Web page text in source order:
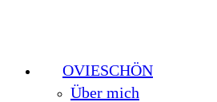
OVIESCHÖN
Über mich